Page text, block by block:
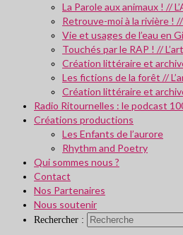
La Parole aux animaux ! //
Retrouve-moi à la rivière !
Vie et usages de l’eau en
Touchés par le RAP ! //
Création littéraire et
Les fictions de la forêt //
Création littéraire et
Radio Ritournelles : le podcast
Créations productions
Les Enfants de l’aurore
Rhythm and Poetry
Qui sommes nous ?
Contact
Nos Partenaires
Nous soutenir
Rechercher :